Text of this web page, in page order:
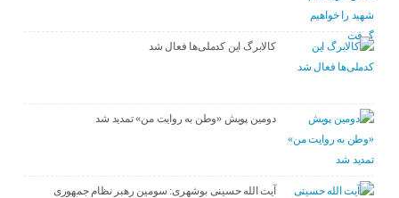
کالابرگ این کدملی‌ها فعال شد
دومین پویش «وطن به روایت من» تمدید شد
آیت الله حسینی بوشهری: سومین رهبر نظام جمهوری